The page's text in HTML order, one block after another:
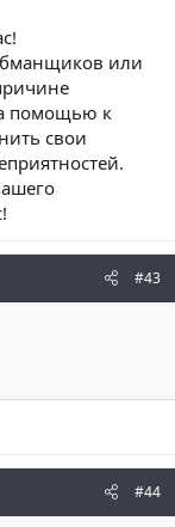
или
помощью к
свои
#43
#44